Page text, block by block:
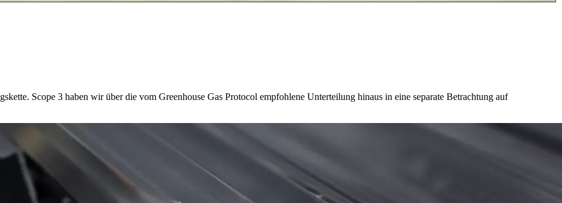
Scope 3 haben wir über die vom Greenhouse Gas Protocol empfohlene Unterteilung hinaus in eine separate Betrachtung auf